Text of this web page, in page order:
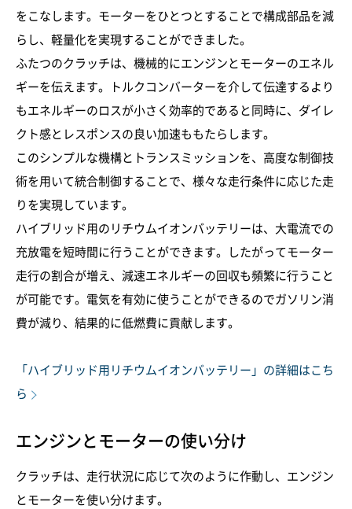
をこなします。モーターをひとつとすることで構成部品を減
らし、軽量化を実現することができました。
ふたつのクラッチは、機械的にエンジンとモーターのエネル
ギーを伝えます。トルクコンバーターを介して伝達するより
もエネルギーのロスが小さく効率的であると同時に、ダイレ
クト感とレスポンスの良い加速ももたらします。
このシンプルな機構とトランスミッションを、高度な制御技
術を用いて統合制御することで、様々な走行条件に応じた走
りを実現しています。
ハイブリッド用のリチウムイオンバッテリーは、大電流での
充放電を短時間に行うことができます。したがってモーター
走行の割合が増え、減速エネルギーの回収も頻繁に行うこと
が可能です。電気を有効に使うことができるのでガソリン消
費が減り、結果的に低燃費に貢献します。
「ハイブリッド用リチウムイオンバッテリー」の詳細はこち
ら
エンジンとモーターの使い分け
クラッチは、走行状況に応じて次のように作動し、エンジン
とモーターを使い分けます。